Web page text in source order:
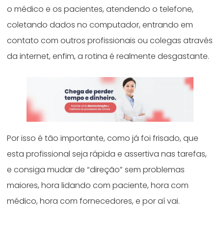
o médico e os pacientes, atendendo o telefone,
coletando dados no computador, entrando em
contato com outros profissionais ou colegas através
da internet, enfim, a rotina é realmente desgastante.
Por isso é tão importante, como já foi frisado, que
esta profissional seja rápida e assertiva nas tarefas,
e consiga mudar de “direção” sem problemas
maiores, hora lidando com paciente, hora com
médico, hora com fornecedores, e por aí vai.